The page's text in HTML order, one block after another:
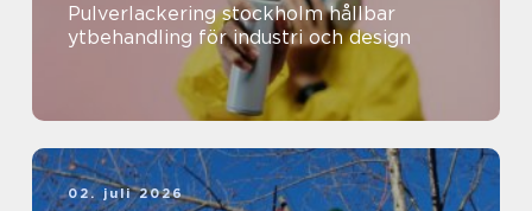
Pulverlackering stockholm hållbar
ytbehandling för industri och design
02. juli 2026